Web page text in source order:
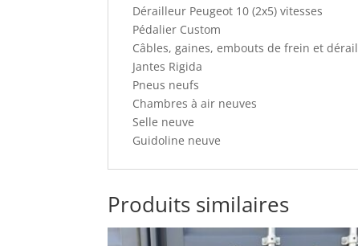
Dérailleur Peugeot 10 (2x5) vitesses
Pédalier Custom
Câbles, gaines, embouts de frein et
Jantes Rigida
Pneus neufs
Chambres à air neuves
Selle neuve
Guidoline neuve
Produits similaires